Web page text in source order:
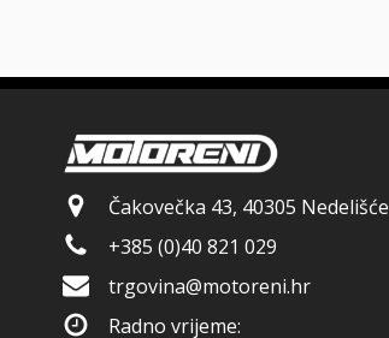
Čakovečka 43, 40305 Nedelišće
+385 (0)40 821 029
trgovina@motoreni.hr
Radno vrijeme: